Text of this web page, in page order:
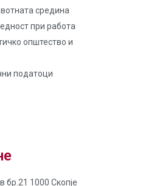
средина
при работа
општество и
податоци
1000 Скопје